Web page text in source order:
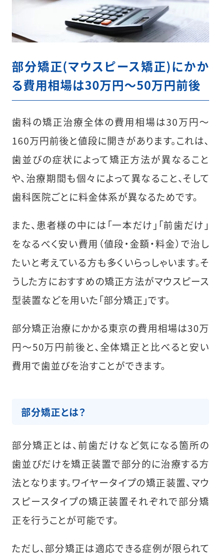
部分矯正(マウスピース矯正)にかか
る費用相場は30万円〜50万円前後
歯科の矯正治療全体の費用相場は30万円〜
160万円前後と値段に開きがあります。これは、
歯並びの症状によって矯正方法が異なること
や、治療期間も個々によって異なること、そして
歯科医院ごとに料金体系が異なるためです。
また、患者様の中には「一本だけ」「前歯だけ」
をなるべく安い費用（値段・金額・料金）で治し
たいと考えている方も多くいらっしゃいます。そ
うした方におすすめの矯正方法がマウスピース
型装置などを用いた「部分矯正」です。
部分矯正治療にかかる東京の費用相場は30万
円〜50万円前後と、全体矯正と比べると安い
費用で歯並びを治すことができます。
部分矯正とは？
部分矯正とは、前歯だけなど気になる箇所の
歯並びだけを矯正装置で部分的に治療する方
法となります。ワイヤータイプの矯正装置、マウ
スピースタイプの矯正装置それぞれで部分矯
正を行うことが可能です。
ただし、部分矯正は適応できる症例が限られて